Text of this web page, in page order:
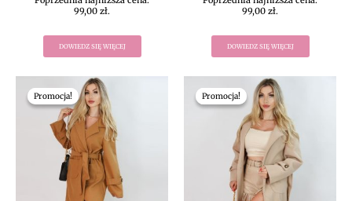
99,00 zł.
DOWIEDZ SIĘ WIĘCEJ
99,00 zł.
DOWIEDZ SIĘ WIĘCEJ
Promocja!
Promocja!
Pierwotna
cena
wynosiła:
139,00 zł.
Promocja!
Promocja!
Pierwotna
cena
wynosiła:
139,00 zł.